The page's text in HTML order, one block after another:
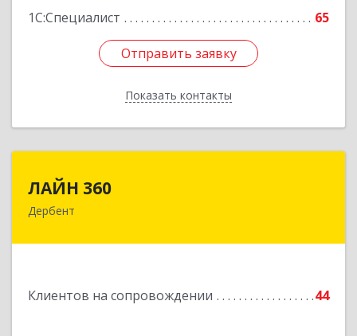
1С:Специалист
65
Отправить заявку
Показать контакты
Отправить заявку
Назад
ЛАЙН 360
Дербент
Клиентов на сопровождении 44
368600, Дагестан Респ, Дербент г, Ю.Гагарина